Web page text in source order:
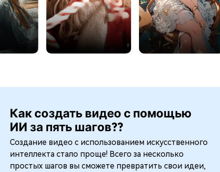
Как создать видео с помощью
ИИ за пять шагов??
Создание видео с использованием искусственного
интеллекта стало проще! Всего за несколько
простых шагов вы сможете превратить свои идеи,